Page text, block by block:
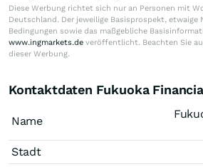
Diese Werbung richtet sich nur an Personen mit
Deutschland. Der jeweilige Basisprospekt, etwaige
Bedingungen sowie das maßgebliche
www.ingmarkets.de veröffentlicht. Beachten Sie
dieser Werbung.
Kontaktdaten Fukuoka
Name
Stadt